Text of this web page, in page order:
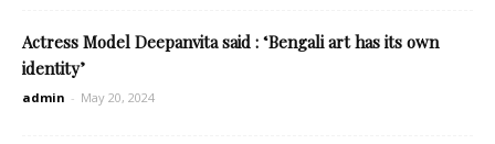
Actress Model Deepanvita said : ‘Bengali art has its own
identity’
admin - May 20, 2024